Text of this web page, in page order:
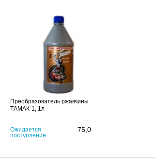
Преобразователь ржавчины
ТАМАК-1, 1л
Ожидается
поступление
75,00